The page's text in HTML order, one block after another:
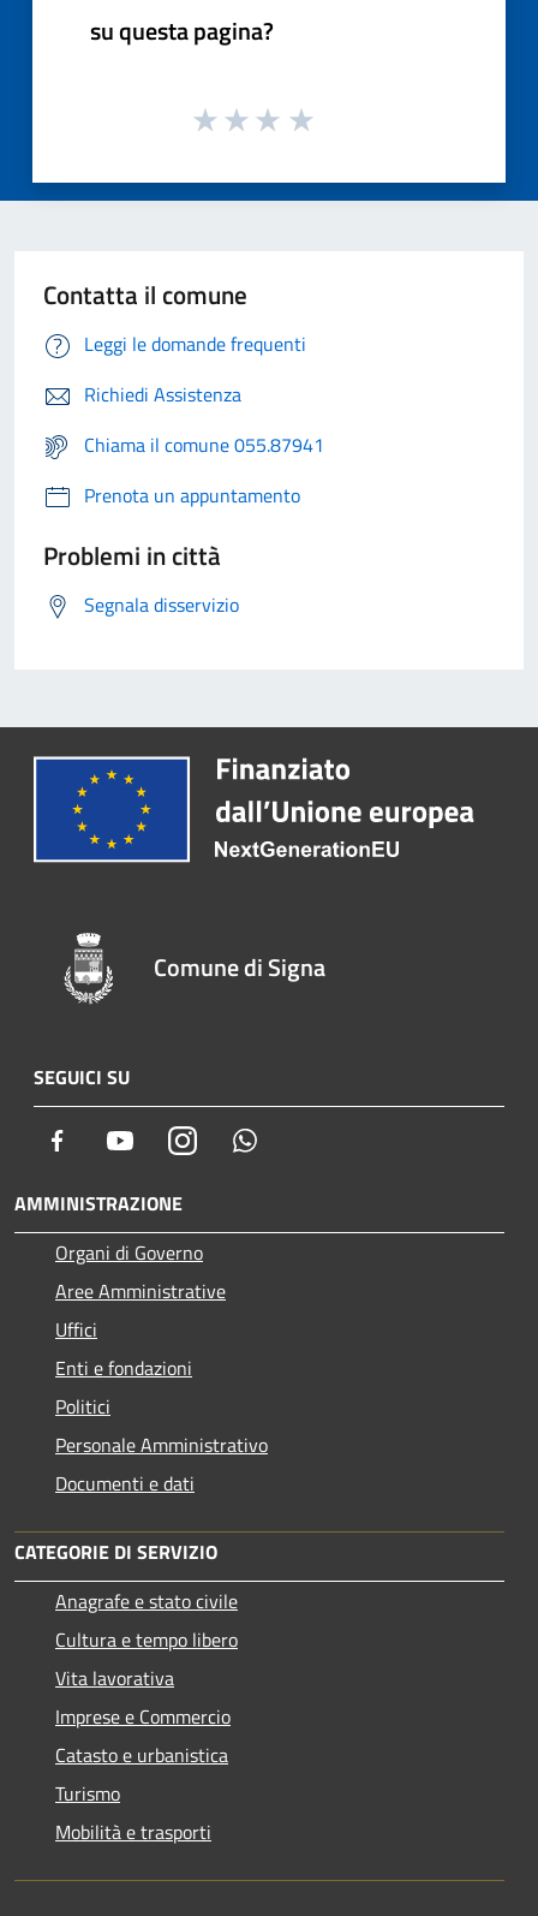
su questa pagina?
Contatta il comune
Leggi le domande frequenti
Richiedi Assistenza
Chiama il comune 055.87941
Prenota un appuntamento
Problemi in città
Segnala disservizio
Comune di Signa
SEGUICI SU
Facebook YoutubeInstagram
AMMINISTRAZIONE
Organi di Governo
Aree Amministrative
Uffici
Enti e fondazioni
Politici
Personale Amministrativo
Documenti e dati
CATEGORIE DI SERVIZIO
Anagrafe e stato civile
Cultura e tempo libero
Vita lavorativa
Imprese e Commercio
Catasto e urbanistica
Turismo
Mobilità e trasporti